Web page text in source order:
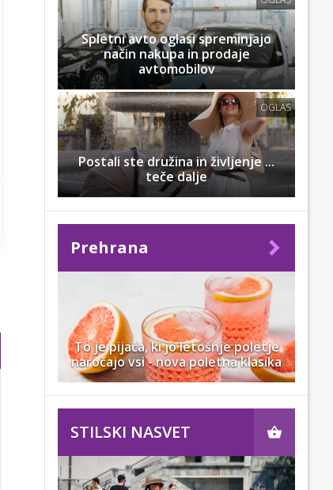
Spletni avto oglasi spreminjajo
način nakupa in prodaje
avtomobilov
OGLAS
Postali ste družina in življenje ...
teče dalje
Prehrana
To je pijača, ki jo letošnje poletje
naročajo vsi - nova poletna klasika
STILSKI NASVET